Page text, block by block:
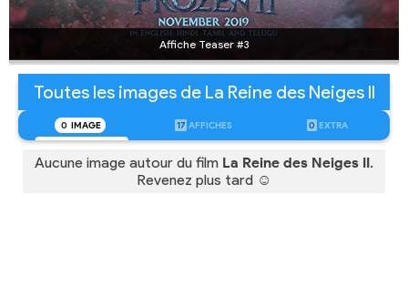
Affiche Teaser #3
Toutes les images de La Reine des Neiges II
0 IMAGE 17 AFFICHES 0 EXTRA
Aucune image autour du film La Reine des Neiges II.
Revenez plus tard ☺